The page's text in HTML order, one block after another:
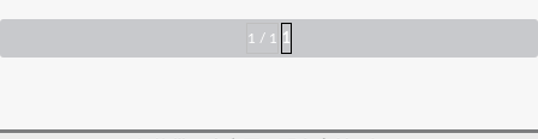
1 / 1 1